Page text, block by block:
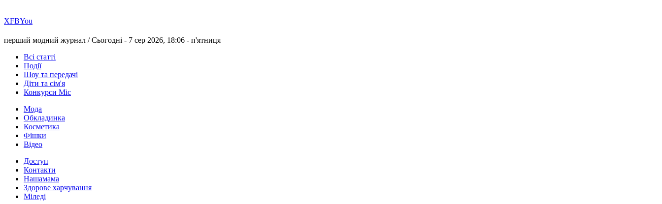
ХFBYou
перший модний журнал /Сьогодні - 7 сер 2026, 18:06 - п'ятниця
Всі статті
Події
Шоу та передачі
Діти та сім'я
Конкурси Міс
Мода
Обкладинка
Косметика
Фішки
Відео
Доступ
Контакти
Нашамама
Здорове харчування
Міледі